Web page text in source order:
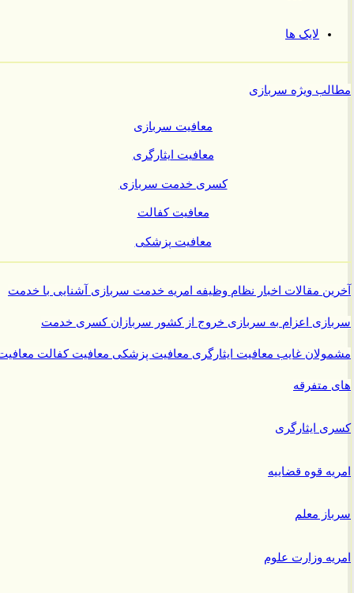
لایک ها
ویژه سربازی
معافیت سربازی
معافیت ایثارگری
کسری خدمت سربازی
معافیت کفالت
معافیت پزشکی
مقالاتاخبار نظام وظیفهامریهخدمت سربازیآشنایی با خدمت
اعزام به سربازیخروج از کشور سربازانکسری خدمت
غایبمعافیت ایثارگریمعافیت پزشکیمعافیت کفالتمعافیت
متفرقه
ایثارگری
قوه قضاییه
معلم
وزارت علوم